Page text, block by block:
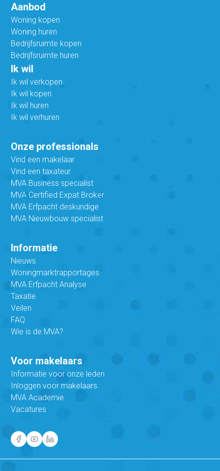
Aanbod
Woning kopen
Woning huren
Bedrijfsruimte kopen
Bedrijfsruimte huren
Ik wil
Ik wil verkopen
Ik wil kopen
Ik wil huren
Ik wil verhuren
Onze professionals
Vind een makelaar
Vind een taxateur
MVA Business specialist
MVA Certified Expat Broker
MVA Erfpacht deskundige
MVA Nieuwbouw specialist
Informatie
Nieuws
Woningmarktrapportages
MVA Erfpacht Analyse
Taxatie
Veilen
FAQ
Wie is de MVA?
Voor makelaars
Informatie voor onze leden
Inloggen voor makelaars
MVA Academie
Vacatures